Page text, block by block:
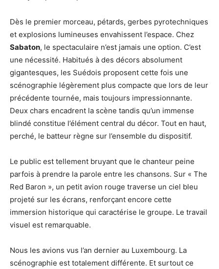
Dès le premier morceau, pétards, gerbes pyrotechniques
et explosions lumineuses envahissent l’espace. Chez
Sabaton, le spectaculaire n’est jamais une option. C’est
une nécessité. Habitués à des décors absolument
gigantesques, les Suédois proposent cette fois une
scénographie légèrement plus compacte que lors de leur
précédente tournée, mais toujours impressionnante.
Deux chars encadrent la scène tandis qu’un immense
blindé constitue l’élément central du décor. Tout en haut,
perché, le batteur règne sur l’ensemble du dispositif.
Le public est tellement bruyant que le chanteur peine
parfois à prendre la parole entre les chansons. Sur « The
Red Baron », un petit avion rouge traverse un ciel bleu
projeté sur les écrans, renforçant encore cette
immersion historique qui caractérise le groupe. Le travail
visuel est remarquable.
Nous les avions vus l’an dernier au Luxembourg. La
scénographie est totalement différente. Et surtout ce